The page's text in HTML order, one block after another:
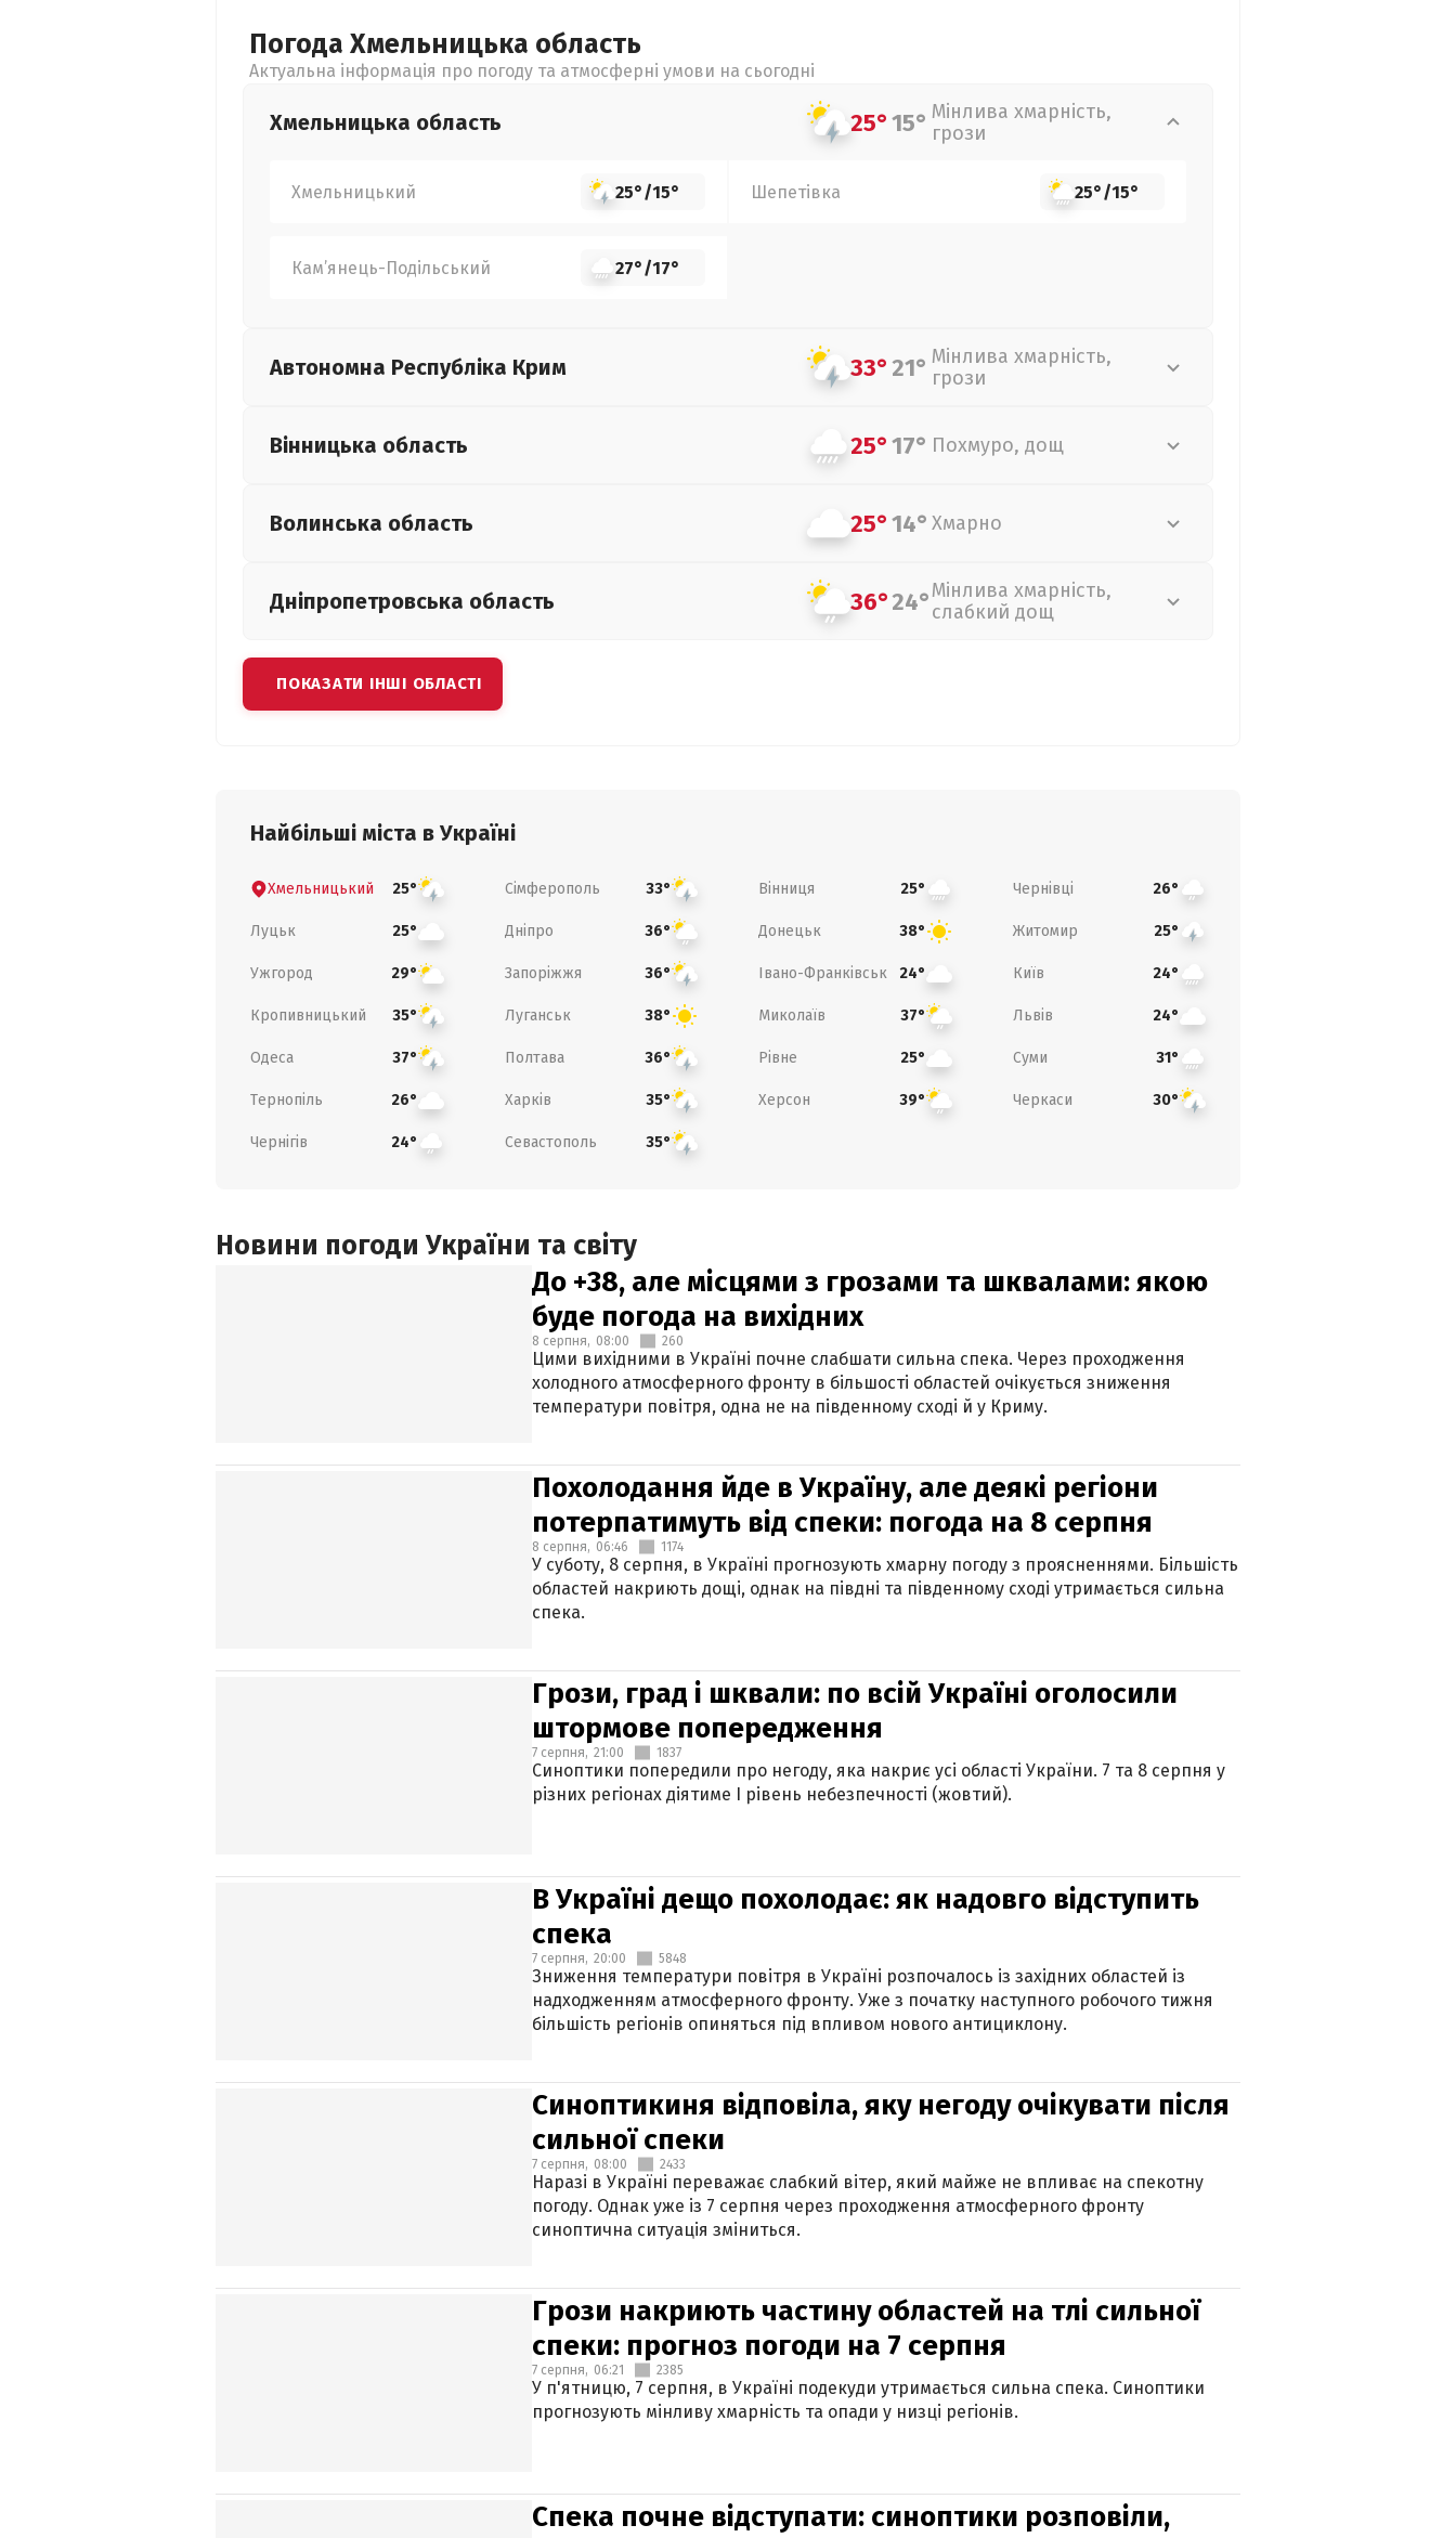
Погода Хмельницька область
Актуальна інформація про погоду та атмосферні умови на сьогодні
Хмельницька область 25°15° Мінлива хмарність,
грози
Хмельницький 25°/15° Шепетівка 25°/15°
Кам’янець-Подільський 27°/17°
Автономна Республіка Крим 33°21° Мінлива хмарність,
грози
Вінницька область 25°17° Похмуро, дощ
Волинська область 25°14° Хмарно
Дніпропетровська область 36°24°Мінлива хмарність,
слабкий дощ
ПОКАЗАТИ ІНШІ ОБЛАСТІ
Найбільші міста в Україні
Хмельницький 25° Сімферополь 33° Вінниця 25° Чернівці 26°
Луцьк 25° Дніпро 36° Донецьк 38° Житомир 25°
Ужгород 29° Запоріжжя 36° Івано-Франківськ 24° Київ 24°
Кропивницький 35° Луганськ 38° Миколаїв 37° Львів 24°
Одеса 37° Полтава 36° Рівне 25° Суми 31°
Тернопіль 26° Харків 35° Херсон 39° Черкаси 30°
Чернігів 24° Севастополь 35°
Новини погоди України та світу
До +38, але місцями з грозами та шквалами: якою
буде погода на вихідних
8 серпня, 08:00 260
Цими вихідними в Україні почне слабшати сильна спека. Через проходження
холодного атмосферного фронту в більшості областей очікується зниження
температури повітря, одна не на південному сході й у Криму.
Похолодання йде в Україну, але деякі регіони
потерпатимуть від спеки: погода на 8 серпня
8 серпня, 06:46 1174
У суботу, 8 серпня, в Україні прогнозують хмарну погоду з проясненнями. Більшість
областей накриють дощі, однак на півдні та південному сході утримається сильна
спека.
Грози, град і шквали: по всій Україні оголосили
штормове попередження
7 серпня, 21:00 1837
Синоптики попередили про негоду, яка накриє усі області України. 7 та 8 серпня у
різних регіонах діятиме І рівень небезпечності (жовтий).
В Україні дещо похолодає: як надовго відступить
спека
7 серпня, 20:00 5848
Зниження температури повітря в Україні розпочалось із західних областей із
надходженням атмосферного фронту. Уже з початку наступного робочого тижня
більшість регіонів опиняться під впливом нового антициклону.
Синоптикиня відповіла, яку негоду очікувати після
сильної спеки
7 серпня, 08:00 2433
Наразі в Україні переважає слабкий вітер, який майже не впливає на спекотну
погоду. Однак уже із 7 серпня через проходження атмосферного фронту
синоптична ситуація зміниться.
Грози накриють частину областей на тлі сильної
спеки: прогноз погоди на 7 серпня
7 серпня, 06:21 2385
У п'ятницю, 7 серпня, в Україні подекуди утримається сильна спека. Синоптики
прогнозують мінливу хмарність та опади у низці регіонів.
Спека почне відступати: синоптики розповіли,